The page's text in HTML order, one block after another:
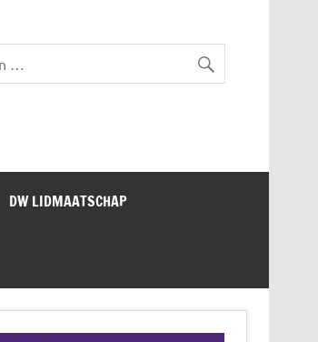
Magazine
DW LIDMAATSCHAP